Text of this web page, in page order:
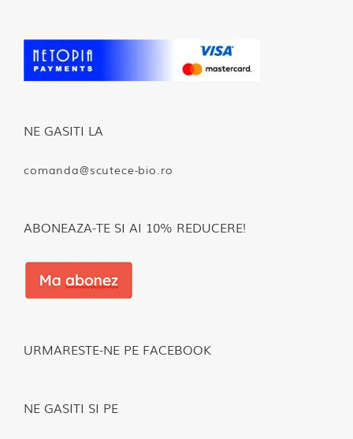
NE GASITI LA
comanda@scutece-bio.ro
ABONEAZA-TE SI AI 10% REDUCERE!
URMARESTE-NE PE FACEBOOK
NE GASITI SI PE